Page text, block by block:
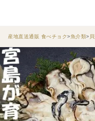
産地直送通販 食べチョク 魚介類